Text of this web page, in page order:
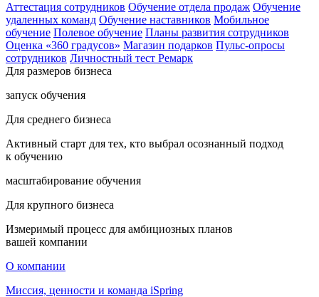
Аттестация сотрудников Обучение отдела продаж Обучение
удаленных команд Обучение наставников Мобильное
обучение Полевое обучение Планы развития сотрудников
Оценка «360 градусов» Магазин подарков Пульс-опросы
сотрудников Личностный тест Ремарк
Для размеров бизнеса
запуск обучения
Для среднего бизнеса
Активный старт для тех, кто выбрал осознанный подход
к обучению
масштабирование обучения
Для крупного бизнеса
Измеримый процесс для амбициозных планов
вашей компании
О компании
Миссия, ценности и команда iSpring